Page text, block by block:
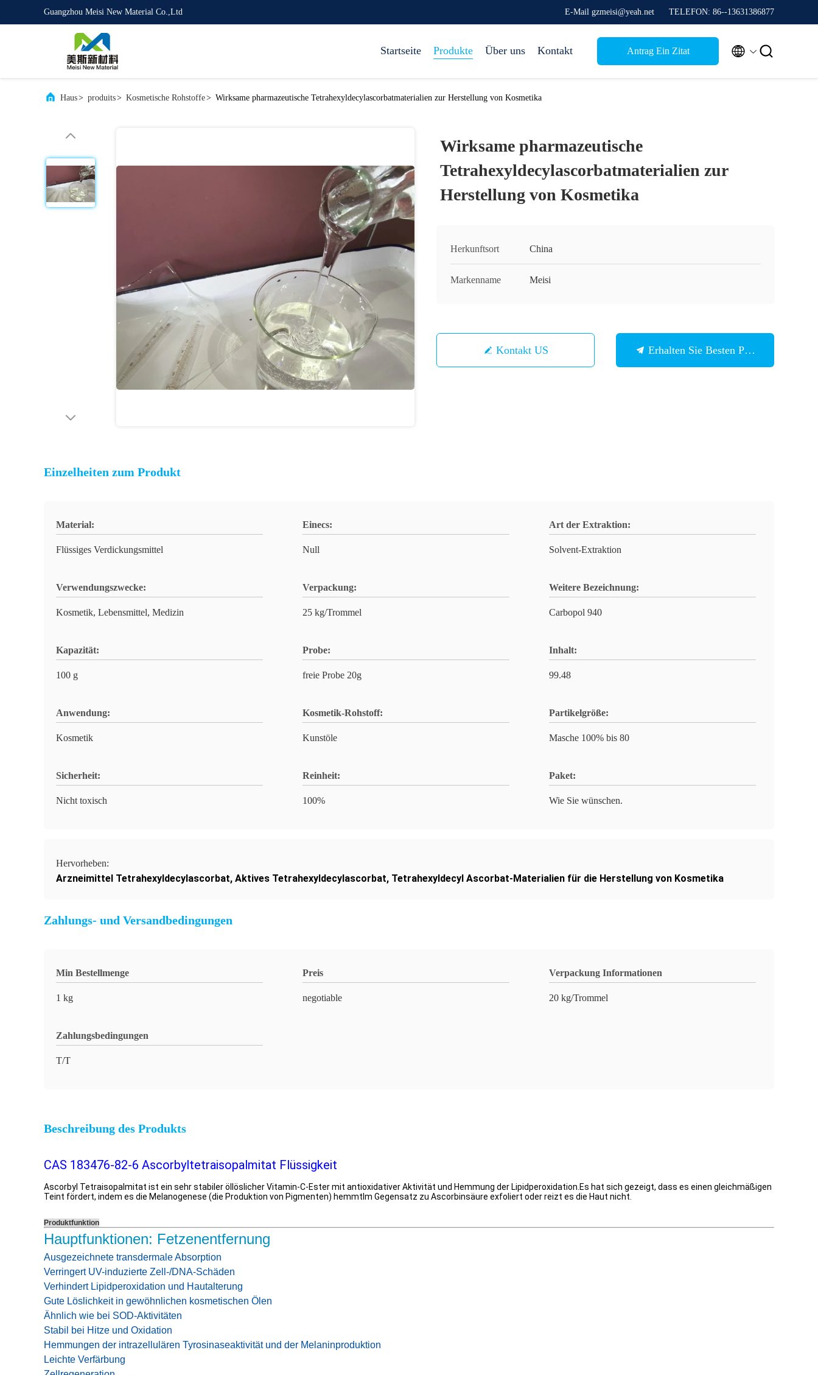
Guangzhou Meisi New Material Co.,Ltd E-Mail gzmeisi@yeah.net TELEFON: 86--13631386877
Startseite Produkte Über uns Kontakt Antrag Ein Zitat  
Haus> produits> Kosmetische Rohstoffe> Wirksame pharmazeutische Tetrahexyldecylascorbatmaterialien zur Herstellung von Kosmetika
Wirksame pharmazeutische
Tetrahexyldecylascorbatmaterialien zur
Herstellung von Kosmetika
Herkunftsort China
Markenname Meisi
Kontakt US Erhalten Sie Besten Preis
Einzelheiten zum Produkt
Material:
Flüssiges Verdickungsmittel
Einecs:
Null
Art der Extraktion:
Solvent-Extraktion
Verwendungszwecke:
Kosmetik, Lebensmittel, Medizin
Verpackung:
25 kg/Trommel
Weitere Bezeichnung:
Carbopol 940
Kapazität:
100 g
Probe:
freie Probe 20g
Inhalt:
99.48
Anwendung:
Kosmetik
Kosmetik-Rohstoff:
Kunstöle
Partikelgröße:
Masche 100% bis 80
Sicherheit:
Nicht toxisch
Reinheit:
100%
Paket:
Wie Sie wünschen.
Hervorheben:
Arzneimittel Tetrahexyldecylascorbat, Aktives Tetrahexyldecylascorbat, Tetrahexyldecyl Ascorbat-Materialien für die Herstellung von Kosmetika
Zahlungs- und Versandbedingungen
Min Bestellmenge
1 kg
Preis
negotiable
Verpackung Informationen
20 kg/Trommel
Zahlungsbedingungen
T/T
Beschreibung des Produkts
CAS 183476-82-6 Ascorbyltetraisopalmitat Flüssigkeit
Ascorbyl Tetraisopalmitat ist ein sehr stabiler öllöslicher Vitamin-C-Ester mit antioxidativer Aktivität und Hemmung der Lipidperoxidation.Es hat sich gezeigt, dass es einen gleichmäßigen
Teint fördert, indem es die Melanogenese (die Produktion von Pigmenten) hemmtIm Gegensatz zu Ascorbinsäure exfoliert oder reizt es die Haut nicht.
Produktfunktion
Hauptfunktionen: Fetzenentfernung
Ausgezeichnete transdermale Absorption
Verringert UV-induzierte Zell-/DNA-Schäden
Verhindert Lipidperoxidation und Hautalterung
Gute Löslichkeit in gewöhnlichen kosmetischen Ölen
Ähnlich wie bei SOD-Aktivitäten
Stabil bei Hitze und Oxidation
Hemmungen der intrazellulären Tyrosinaseaktivität und der Melaninproduktion
Leichte Verfärbung